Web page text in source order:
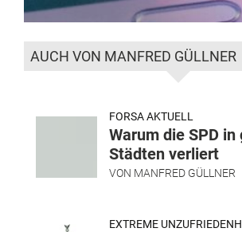
AUCH VON MANFRED GÜLLNER
FORSA AKTUELL
Warum die SPD in
Städten verliert
VON MANFRED GÜLLNER
EXTREME